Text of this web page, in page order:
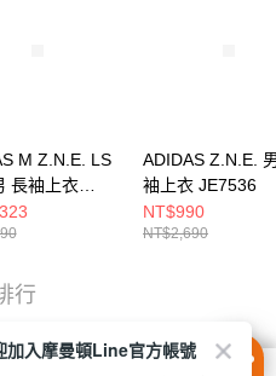
M Z.N.E. LS
長袖上衣
ADIDAS Z.N.E.
袖上衣 JE7536
NT$990
NT$2,690
行
用 cookie 方式之詳情，及若您不希
加入摩曼頓Line官方帳號